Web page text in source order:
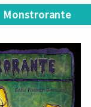
Monstrorante